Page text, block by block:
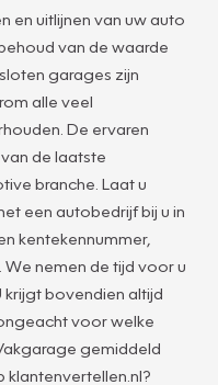
en uitlijnen van uw auto
van de waarde
garages zijn
alle veel
De ervaren
de laatste
branche. Laat u
een autobedrijf bij u in
kentekennummer,
nemen de tijd voor u
krijgt bovendien altijd
voor welke
gemiddeld